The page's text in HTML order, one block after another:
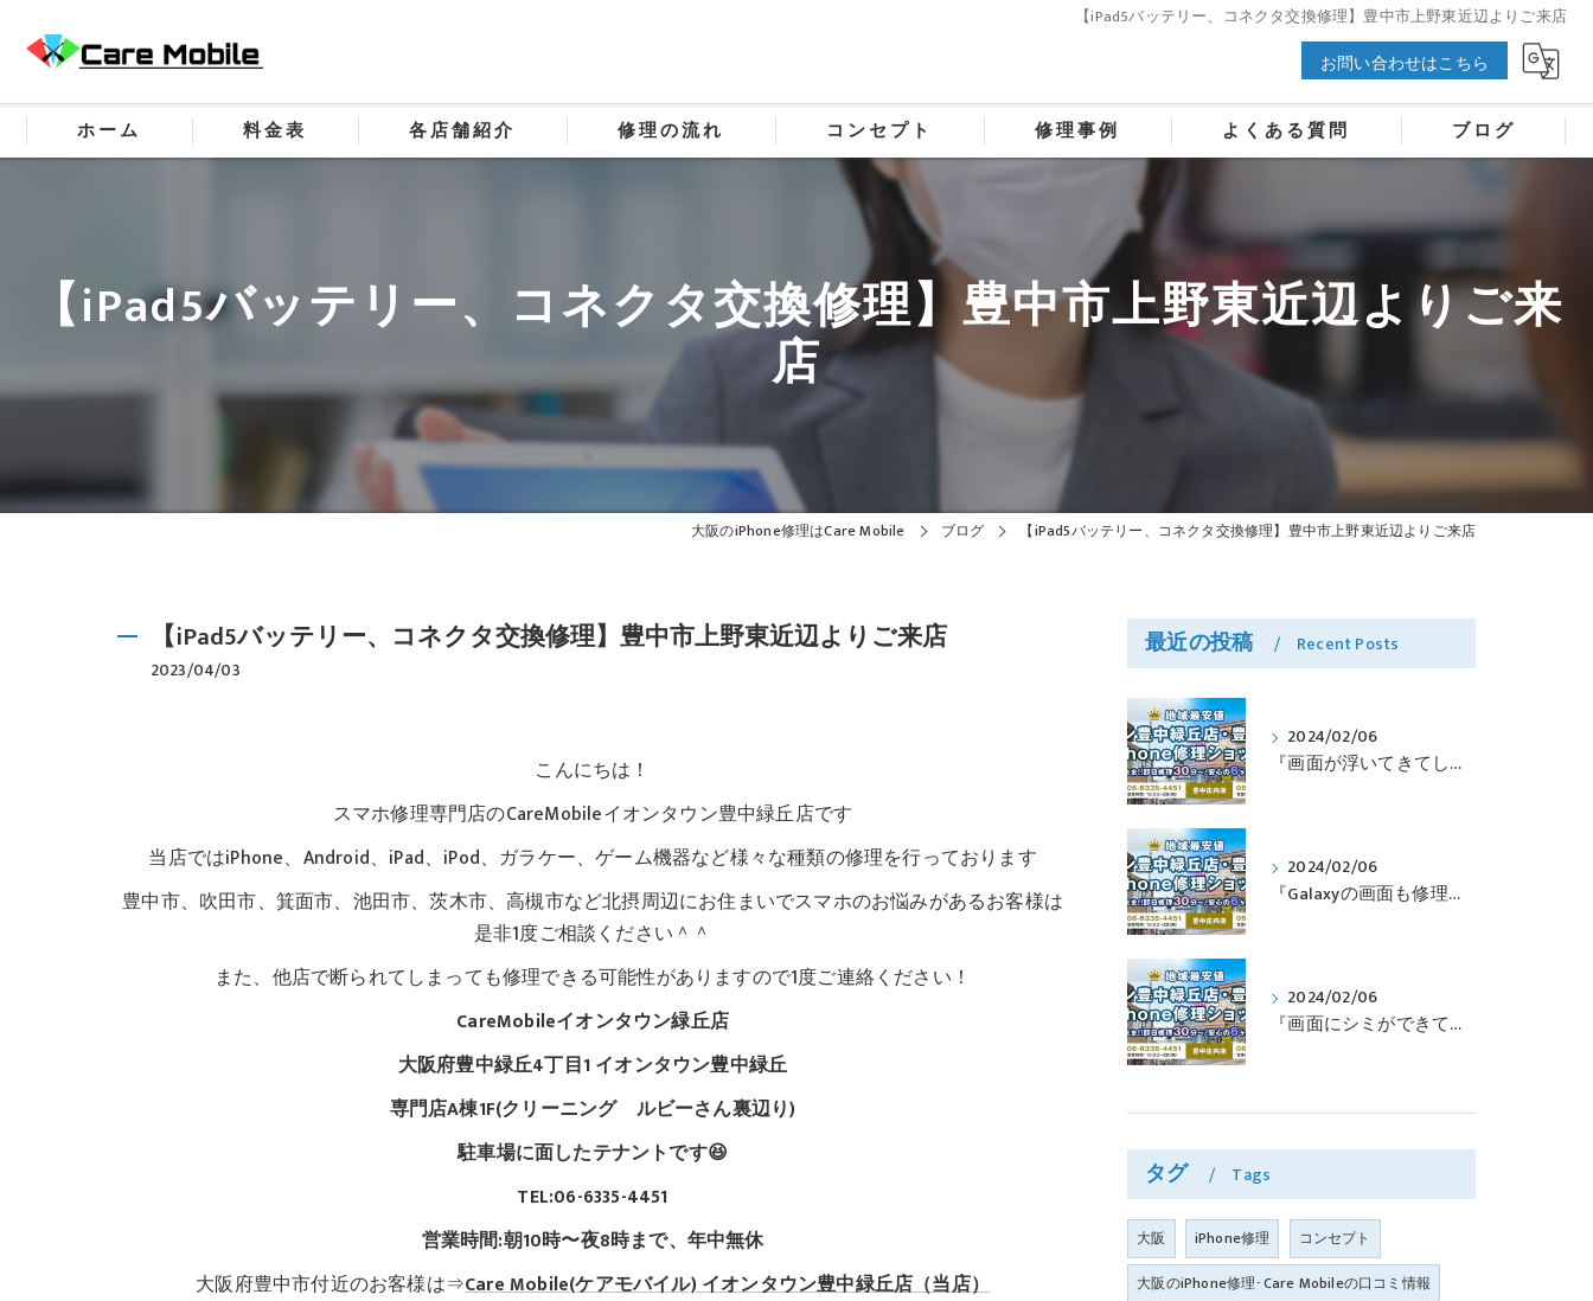
【iPad5バッテリー、コネクタ交換修理】豊中市上野東近辺よりご来店
お問い合わせはこちら
ホーム 料金表 各店舗紹介 修理の流れ コンセプト 修理事例 よくある質問 ブログ
【iPad5バッテリー、コネクタ交換修理】豊中市上野東近辺よりご来
店
大阪のiPhone修理はCare Mobile ブログ 【iPad5バッテリー、コネクタ交換修理】豊中市上野東近辺よりご来店
【iPad5バッテリー、コネクタ交換修理】豊中市上野東近辺よりご来店
2023/04/03
こんにちは！
スマホ修理専門店のCareMobileイオンタウン豊中緑丘店です
当店ではiPhone、Android、iPad、iPod、ガラケー、ゲーム機器など様々な種類の修理を行っております
豊中市、吹田市、箕面市、池田市、茨木市、高槻市など北摂周辺にお住まいでスマホのお悩みがあるお客様は
是非1度ご相談ください＾＾
また、他店で断られてしまっても修理できる可能性がありますので1度ご連絡ください！
CareMobileイオンタウン緑丘店
大阪府豊中緑丘4丁目1 イオンタウン豊中緑丘
専門店A棟1F(クリーニング ルビーさん裏辺り)
駐車場に面したテナントです😆
TEL:06-6335-4451
営業時間:朝10時〜夜8時まで、年中無休
大阪府豊中市付近のお客様は⇒Care Mobile(ケアモバイル)イオンタウン豊中緑丘店（当店）
最近の投稿 Recent Posts
2024/02/06
『画面が浮いてきてしまったPixelも修理可能？』淀川区西三国よりバッテリー交換でご来店♪【Google Pixel5】
2024/02/06
『Galaxyの画面も修理できるって本当ですか？』豊中市服部本町より画面修理でご来店♪【Galaxy Note10+】
2024/02/06
『画面にシミができてしまったのも直せますか？』豊中市南桜塚より画面修理でご来店♪【iPhone11Pro】
タグ Tags
大阪 iPhone修理
コンセプト
大阪のiPhone修理･Care Mobileの口コミ情報